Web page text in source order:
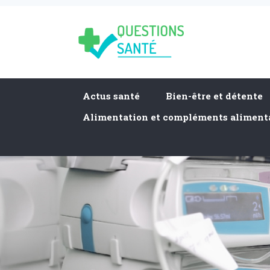
Actus santé
Bien-être et détente
Alimentation et compléments